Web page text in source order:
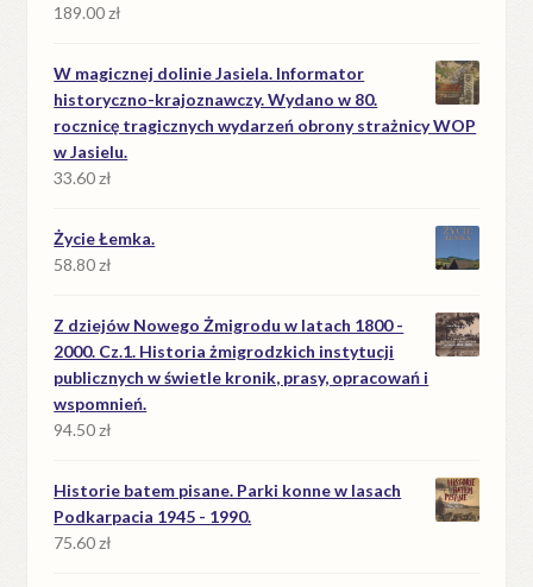
189.00zł
W magicznej dolinie Jasiela. Informator
historyczno-krajoznawczy. Wydano w 80.
rocznicę tragicznych wydarzeń obrony strażnicy WOP
w Jasielu.
33.60zł
Życie Łemka.
58.80zł
Z dziejów Nowego Żmigrodu w latach 1800 -
2000. Cz.1. Historia żmigrodzkich instytucji
publicznych w świetle kronik, prasy, opracowań i
wspomnień.
94.50zł
Historie batem pisane. Parki konne w lasach
Podkarpacia 1945 - 1990.
75.60zł